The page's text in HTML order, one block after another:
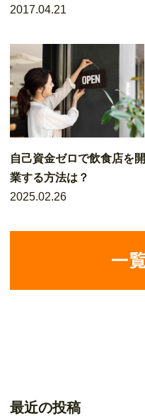
2017.04.21
自己資金ゼロで飲食店を開
業する方法は？
2025.02.26
最近の投稿